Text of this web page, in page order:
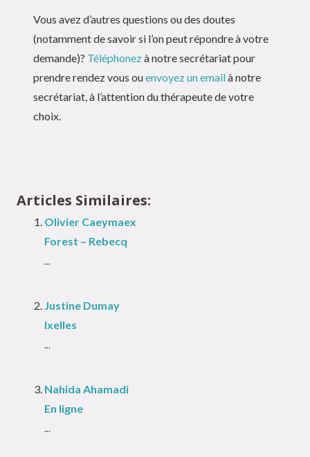
Vous avez d’autres questions ou des doutes
(notamment de savoir si l’on peut répondre à votre
demande)? Téléphonezà notre secrétariat pour
prendre rendez vous ouenvoyez un emailà notre
secrétariat, à l’attention du thérapeute de votre
choix.
Articles Similaires:
Olivier Caeymaex
Forest – Rebecq
...
Justine Dumay
Ixelles
...
Nahida Ahamadi
En ligne
...